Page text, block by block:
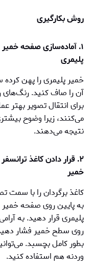
روش بکارگیری
۱. آماده‌سازی صفحه خمیر
پلیمری
خمیر پلیمری را پهن
آن را صاف کنید.
برای انتقال تصویر بهتر
می‌کنند، زیرا وضوح
نتیجه می‌دهند.
۲. قرار دادن کاغذ
خمیر
کاغذ برگردان را با سمت
به پایین روی صفحه خمير
پلیمری قرار دهید. به
روی سطح خمير فشار
بطور کامل بچسبد.
وردنه هم استفاده کنید.